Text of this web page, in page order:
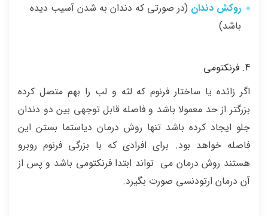
روکش دندان (در صورتی که دندان به شدن آسیب دیده
باشد)
4. فرنکتومی
اگر زائده یا ساختار فرنوم که لثه و لب را بهم متصل کرده
بزرگتر از حد معمولا باشد و فاصله قابل توجهی بین دو دندان
جلو ایجاد کرده باشد تنها روش درمان دیاستما بستن این
فاصله خواهد بود. برای افرادی که با بزرگی فرنوم روبرو
هستند روش درمان می تواند ابتدا فرنکتومی باشد و پس از
آن درمان ارتودنسی صورت بگیرد.